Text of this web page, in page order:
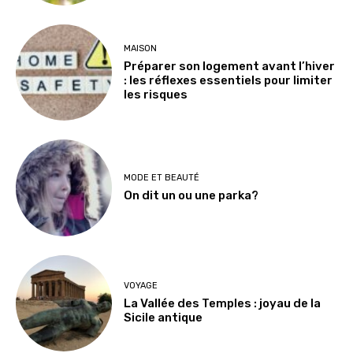
MAISON
Préparer son logement avant l’hiver
: les réflexes essentiels pour limiter
les risques
MODE ET BEAUTÉ
On dit un ou une parka?
VOYAGE
La Vallée des Temples : joyau de la
Sicile antique